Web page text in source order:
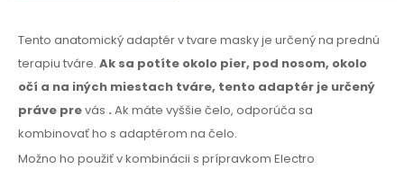
Tento anatomický adaptér v tvare masky je určený na prednú
terapiu tváre. Ak sa potíte okolo pier, pod nosom, okolo
očí a na iných miestach tváre, tento adaptér je určený
práve prevás . Ak máte vyššie čelo, odporúča sa
kombinovať ho s adaptérom na čelo.
Možno ho použiť v kombinácii s prípravkom Electro